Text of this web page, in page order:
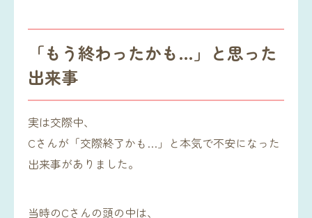
「もう終わったかも…」と思った
出来事
実は交際中、
Cさんが「交際終了かも…」と本気で不安になった
出来事がありました。
当時のCさんの頭の中は、